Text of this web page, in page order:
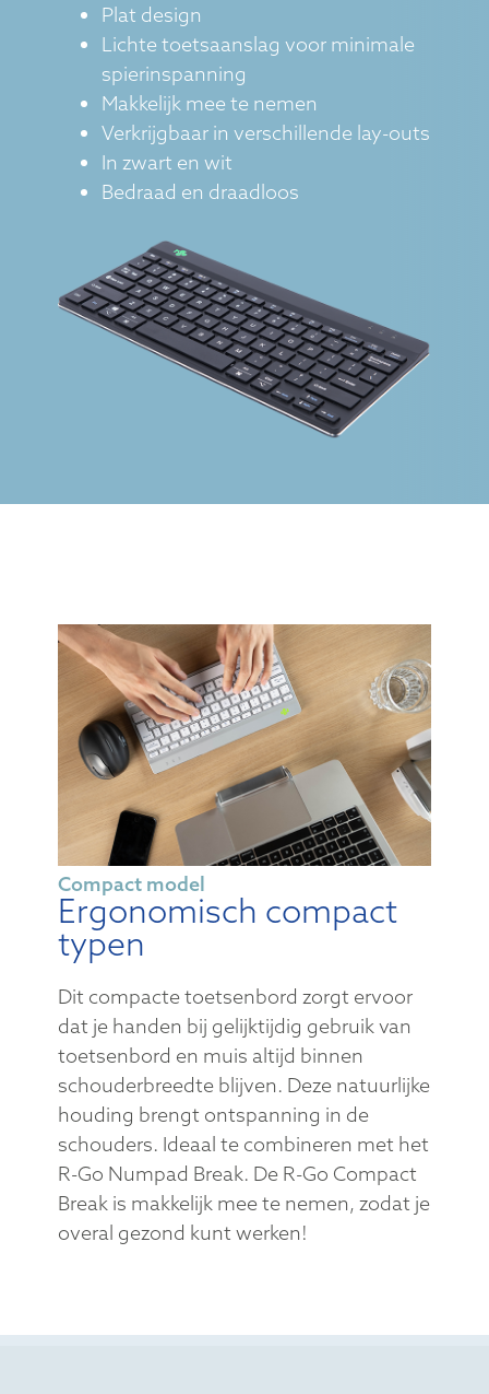
Plat design
Lichte toetsaanslag voor minimale
spierinspanning
Makkelijk mee te nemen
Verkrijgbaar in verschillende lay-outs
In zwart en wit
Bedraad en draadloos
Compact model
Ergonomisch compact
typen
Dit compacte toetsenbord zorgt ervoor
dat je handen bij gelijktijdig gebruik van
toetsenbord en muis altijd binnen
schouderbreedte blijven. Deze natuurlijke
houding brengt ontspanning in de
schouders. Ideaal te combineren met het
R-Go Numpad Break. De R-Go Compact
Break is makkelijk mee te nemen, zodat je
overal gezond kunt werken!